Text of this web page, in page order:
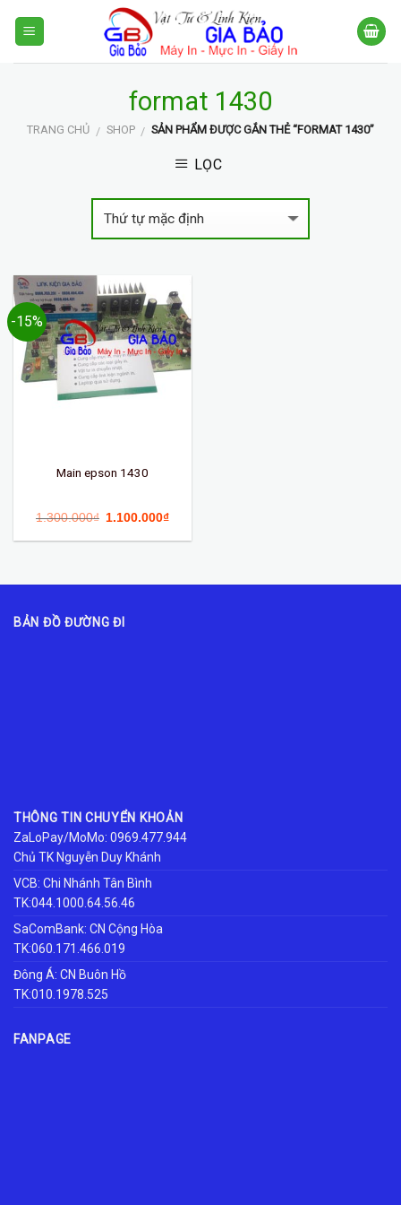
format 1430
TRANG CHỦ / SHOP / SẢN PHẨM ĐƯỢC GẮN THẺ “FORMAT 1430”
LỌC
-15%
Main epson 1430
1.300.000₫ 1.100.000₫
BẢN ĐỒ ĐƯỜNG ĐI
THÔNG TIN CHUYỂN KHOẢN
ZaLoPay/MoMo: 0969.477.944
Chủ TK Nguyễn Duy Khánh
VCB: Chi Nhánh Tân Bình
TK:044.1000.64.56.46
SaComBank: CN Cộng Hòa
TK:060.171.466.019
Đông Á: CN Buôn Hồ
TK:010.1978.525
FANPAGE